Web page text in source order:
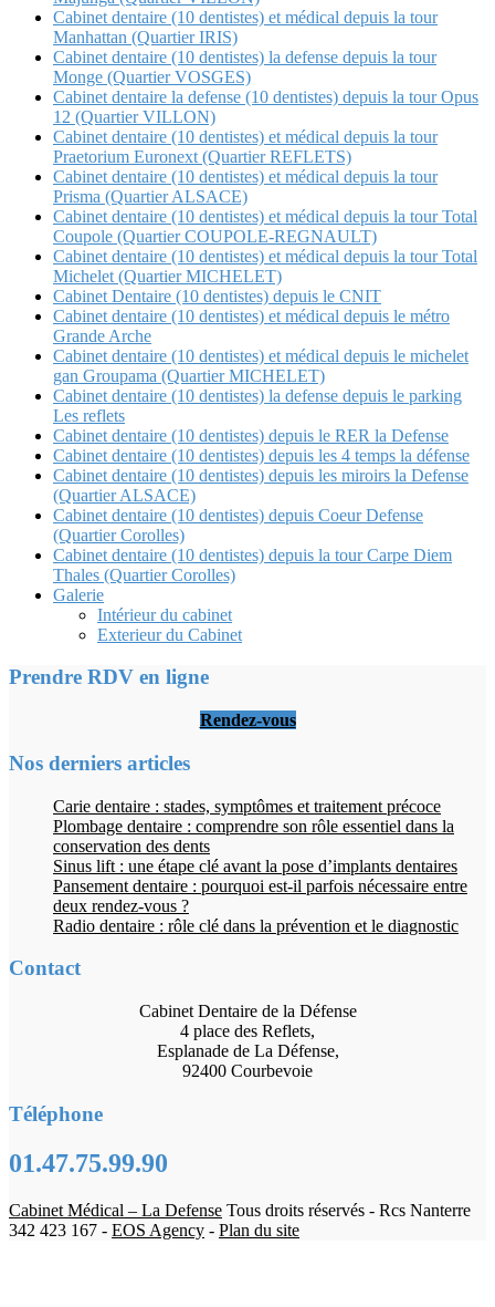
Cabinet dentaire (10 dentistes) et médical depuis la tour
Manhattan (Quartier IRIS)
Cabinet dentaire (10 dentistes) la defense depuis la tour
Monge (Quartier VOSGES)
Cabinet dentaire la defense (10 dentistes) depuis la tour Opus
12 (Quartier VILLON)
Cabinet dentaire (10 dentistes) et médical depuis la tour
Praetorium Euronext (Quartier REFLETS)
Cabinet dentaire (10 dentistes) et médical depuis la tour
Prisma (Quartier ALSACE)
Cabinet dentaire (10 dentistes) et médical depuis la tour Total
Coupole (Quartier COUPOLE-REGNAULT)
Cabinet dentaire (10 dentistes) et médical depuis la tour Total
Michelet (Quartier MICHELET)
Cabinet Dentaire (10 dentistes) depuis le CNIT
Cabinet dentaire (10 dentistes) et médical depuis le métro
Grande Arche
Cabinet dentaire (10 dentistes) et médical depuis le michelet
gan Groupama (Quartier MICHELET)
Cabinet dentaire (10 dentistes) la defense depuis le parking
Les reflets
Cabinet dentaire (10 dentistes) depuis le RER la Defense
Cabinet dentaire (10 dentistes) depuis les 4 temps la défense
Cabinet dentaire (10 dentistes) depuis les miroirs la Defense
(Quartier ALSACE)
Cabinet dentaire (10 dentistes) depuis Coeur Defense
(Quartier Corolles)
Cabinet dentaire (10 dentistes) depuis la tour Carpe Diem
Thales (Quartier Corolles)
Galerie
Intérieur du cabinet
Exterieur du Cabinet
Prendre RDV en ligne
Rendez-vous
Nos derniers articles
Carie dentaire : stades, symptômes et traitement précoce
Plombage dentaire : comprendre son rôle essentiel dans la
conservation des dents
Sinus lift : une étape clé avant la pose d’implants dentaires
Pansement dentaire : pourquoi est-il parfois nécessaire entre
deux rendez-vous ?
Radio dentaire : rôle clé dans la prévention et le diagnostic
Contact
Cabinet Dentaire de la Défense
4 place des Reflets,
Esplanade de La Défense,
92400 Courbevoie
Téléphone
01.47.75.99.90
Cabinet Médical – La Defense Tous droits réservés - Rcs Nanterre
342 423 167 - EOS Agency - Plan du site